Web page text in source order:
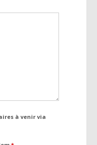
à venir via